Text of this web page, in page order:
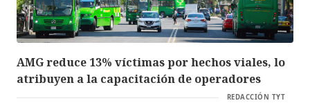
AMG reduce 13% víctimas por hechos viales, lo
atribuyen a la capacitación de operadores
REDACCIÓN TYT